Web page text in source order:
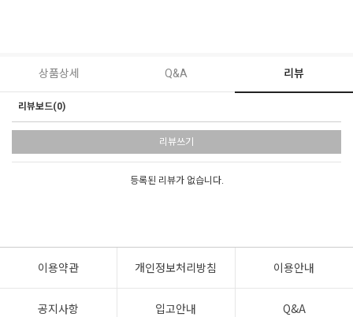
상품상세 Q&A 리뷰
리뷰보드(0)
리뷰쓰기
등록된 리뷰가 없습니다.
이용약관 개인정보처리방침 이용안내
공지사항 입고안내 Q&A